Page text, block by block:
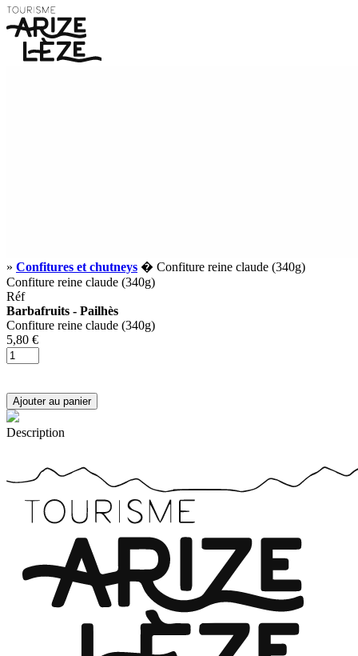
» Confitures et chutneys � Confiture reine claude (340g)
Confiture reine claude (340g)
Réf
Barbafruits - Pailhès
Confiture reine claude (340g)
5,80 €
Description